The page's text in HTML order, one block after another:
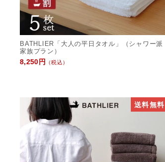
BATHLIER「大人の平日タオル」（シャワー派
家族プラン）
8,250円
（税込）
送料無料